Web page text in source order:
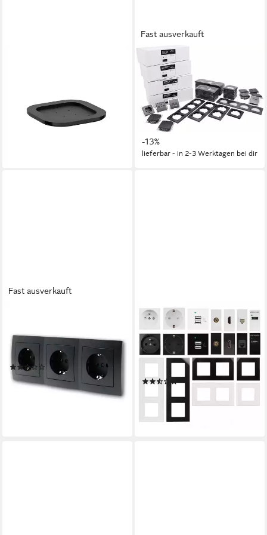
UVP115,07 €
-28%
lieferbar - in 4-5 Werktagen bei dir
Fast ausverkauft
MCPOWER
Steckdose MC POWER -
FLAIR - Wand Steckdosen
und Schalter Set, Megaset,
100-te
189,98 €
-13%
lieferbar - in 2-3 Werktagen bei dir
Fast ausverkauft
schw,250V~/16A,UP,Klemman
Unterputzschalter
(1)
ab 9,99 €
lieferbar - in 2-3 Werktagen bei dir
MACLEAN
Steckdose, Modulare
Unterputz-Steckdosen
[Schuko/USB/LAN/HDMI/TV
(2)
lieferbar - in 3-4 Werktagen bei dir